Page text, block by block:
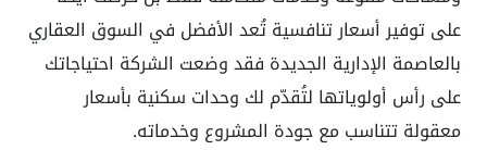
على توفير أسعار تنافسية تُعد الأفضل في السوق العقاري
بالعاصمة الإدارية الجديدة فقد وضعت الشركة احتياجاتك
على رأس أولوياتها لتُقدّم لك وحدات سكنية بأسعار
معقولة تتناسب مع جودة المشروع وخدماته.